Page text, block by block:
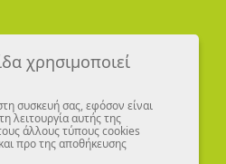
χρησιμοποιεί
συσκευή σας, εφόσον είναι
λειτουργία αυτής της
άλλους τύπους cookies
προ της αποθήκευσης